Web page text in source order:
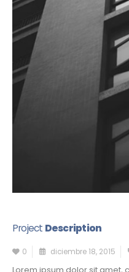
Project Description
0 diciembre 18, 2015